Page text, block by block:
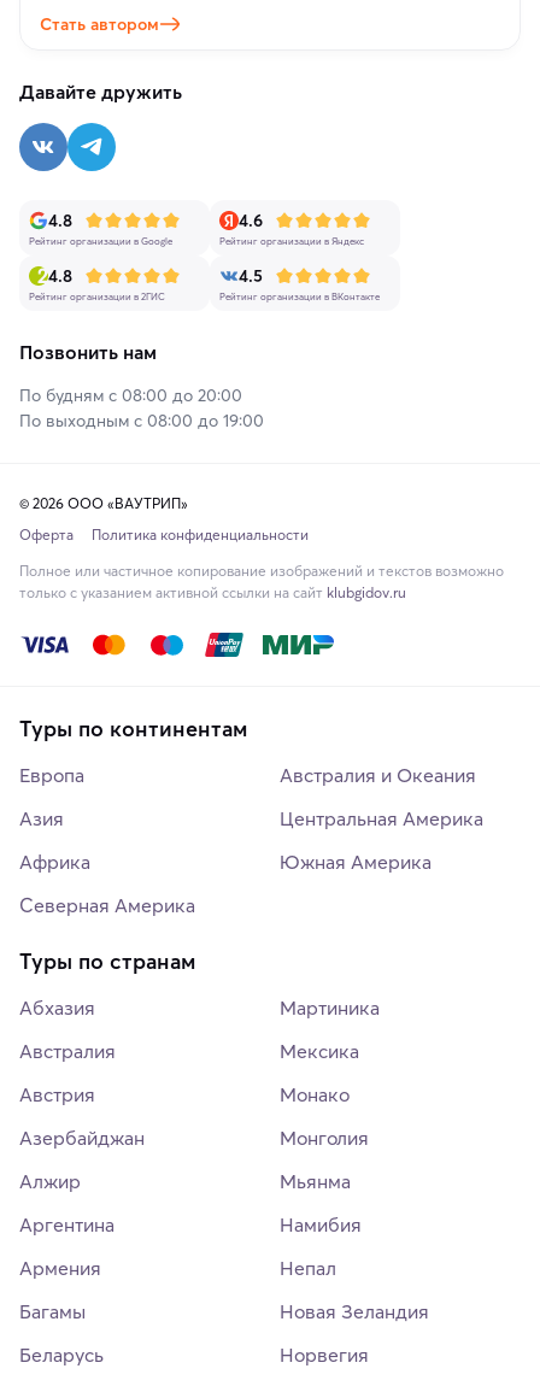
Стать автором
Давайте дружить
4.8
Рейтинг организации в Google
4.6
Рейтинг организации в Яндекс
4.8
Рейтинг организации в 2ГИС
4.5
Рейтинг организации в ВКонтакте
Позвонить нам
По будням с 08:00 до 20:00
По выходным с 08:00 до 19:00
© 2026 ООО «ВАУТРИП»
Оферта
Политика конфиденциальности
Полное или частичное копирование изображений и текстов возможно
только с указанием активной ссылки на сайт klubgidov.ru
Туры по континентам
Европа
Азия
Африка
Северная Америка
Австралия и Океания
Центральная Америка
Южная Америка
Туры по странам
Абхазия
Австралия
Австрия
Азербайджан
Алжир
Аргентина
Армения
Багамы
Беларусь
Мартиника
Мексика
Монако
Монголия
Мьянма
Намибия
Непал
Новая Зеландия
Норвегия